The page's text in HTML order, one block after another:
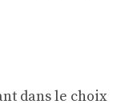
dans le choix